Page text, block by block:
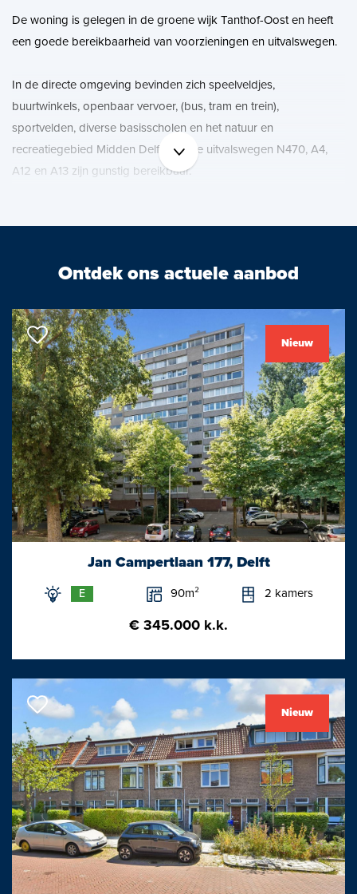
De woning is gelegen in de groene wijk Tanthof-Oost en heeft
een goede bereikbaarheid van voorzieningen en uitvalswegen.
In de directe omgeving bevinden zich speelveldjes,
buurtwinkels, openbaar vervoer, (bus, tram en trein),
sportvelden, diverse basisscholen en het natuur en
recreatiegebied Midden Delfland. De uitvalswegen N470, A4,
A12 en A13 zijn gunstig bereikbaar.
Indeling:
Begane grond:
Entree, hal, meterkast, toilet met fonteintje, trap naar 1e
verdieping, wasruimte met opstelplaats wasmachine en toegang
tot de achtertuin; woonkamer voorzien van een nette
laminaatvloer, open luxe keuken voorzien van een kookplaat,
afzuigkap, vaatwasser en een oven; via de woonkamer toegang
tot de achtertuin gelegen op het Zuiden met een berging en
achterom.
Eerste verdieping:
slaapkamer (voorzijde); geheel betegelde badkamer voorzien
van een wastafel, inloopdouche en toilet; slaapkamer
Afmetingen:
- Woonkamer 4.86 x 3.72
- Keuken 3.49 x 3.24
- Wasruimte 2.55 x 1.85
- Slaapkamer (voorzijde) 2.88 x 4.17
- Badkamer 1.68 x 1.76
- Slaapkamer (achterzijde) 3.77 x 3.62
- Balkon 3.60 x 1.63
- Berging 3.33 x 3.92
Ontdek ons actuele aanbod
Nieuw
Jan Campertlaan 177, Delft
E 90m² 2 kamers
€ 345.000 k.k.
Nieuw